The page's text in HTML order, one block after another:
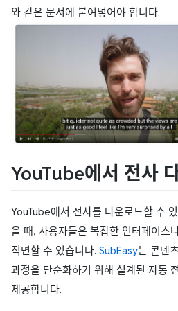
와 같은 문서에 붙여넣어야 합니다.
YouTube에서 전사
YouTube에서 전사를 다운로드할 수
을 때, 사용자들은 복잡한 인터페이스
직면할 수 있습니다. SubEasy는 콘텐
과정을 단순화하기 위해 설계된 자동
제공합니다.